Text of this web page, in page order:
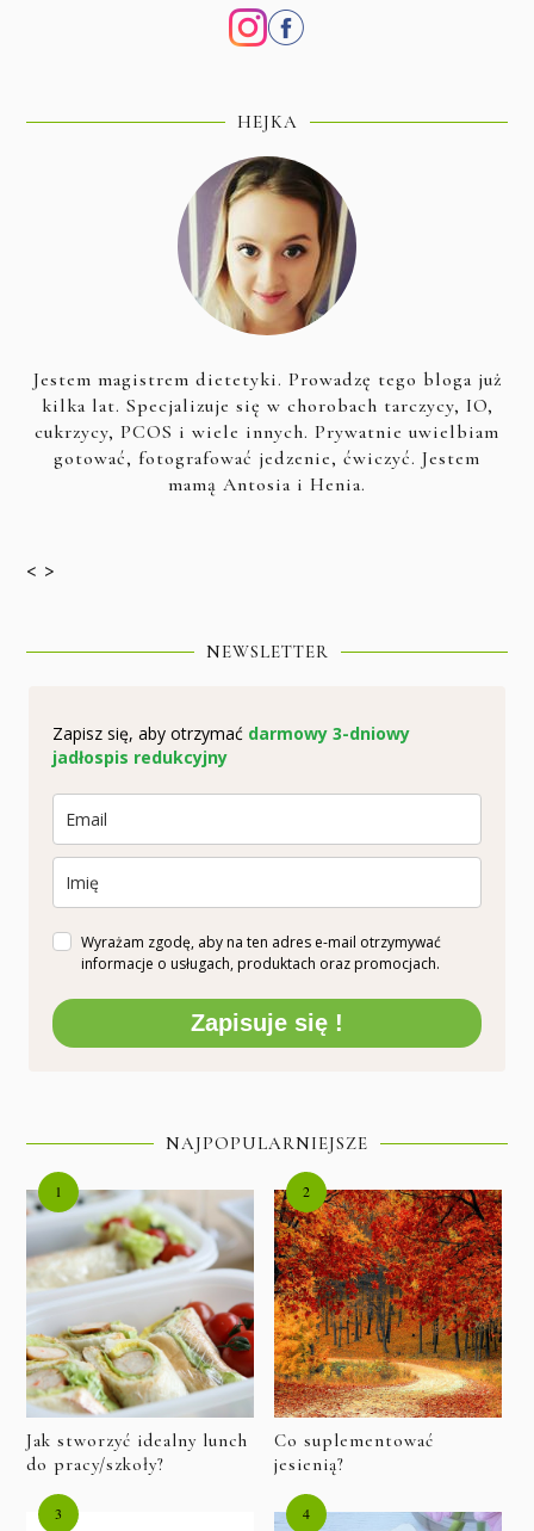
HEJKA
Jestem magistrem dietetyki. Prowadzę tego bloga już
kilka lat. Specjalizuje się w chorobach tarczycy, IO,
cukrzycy, PCOS i wiele innych. Prywatnie uwielbiam
gotować, fotografować jedzenie, ćwiczyć. Jestem
mamą Antosia i Henia.
< >
NEWSLETTER
Zapisz się, aby otrzymać darmowy 3-dniowy
jadłospis redukcyjny
Wyrażam zgodę, aby na ten adres e-mail otrzymywać
informacje o usługach, produktach oraz promocjach.
Zapisuje się !
NAJPOPULARNIEJSZE
Jak stworzyć idealny lunch
do pracy/szkoły?
Co suplementować
jesienią?